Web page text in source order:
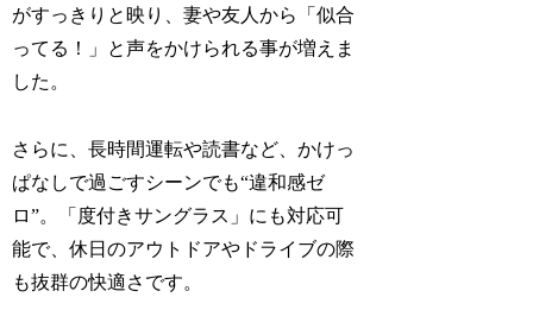
がすっきりと映り、妻や友人から「似合
ってる！」と声をかけられる事が増えま
した。
さらに、長時間運転や読書など、かけっ
ぱなしで過ごすシーンでも“違和感ゼ
ロ”。「度付きサングラス」にも対応可
能で、休日のアウトドアやドライブの際
も抜群の快適さです。